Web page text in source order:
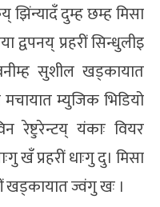
झिंन्यादँ दुम्ह छम्ह मिसा
प्रहरीं सिन्धुलीइ
सुशील खड्कायात
म्युजिक भिडियो
रेष्टुरेन्टय् यंकाः वियर
खँ प्रहरीं धाःगु दु। मिसा
खड्कायात ज्वंगु खः ।